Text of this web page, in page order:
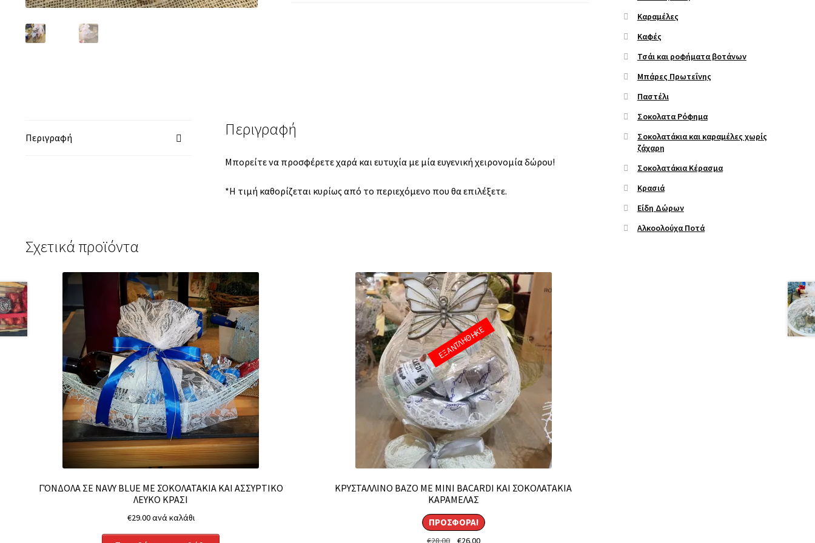
Περιγραφή Περιγραφή
Μπορείτε να προσφέρετε χαρά και ευτυχία με μία ευγενική χειρονομία δώρου!
*Η τιμή καθορίζεται κυρίως από το περιεχόμενο που θα επιλέξετε.
Σχετικά προϊόντα
ΓΌΝΔΟΛΑ ΣΕ NAVY BLUE ΜΕ ΣΟΚΟΛΑΤΑΚΙΑ ΚΑΙ ΑΣΣΥΡΤΙΚΟ
ΛΕΥΚΟ ΚΡΑΣΙ
€29.00ανά καλάθι
ΚΡΥΣΤΑΛΛΙΝΟ ΒΑΖΟ ΜΕ MINI BACARDI ΚΑΙ ΣΟΚΟΛΑΤΑΚΙΑ
ΚΑΡΑΜΕΛΑΣ
ΠΡΟΣΦΟΡΆ!
€28.00
Original
€26.00Η
ΕΞΑΝΤΛΗΘΗΚΕ
Καραμέλες
Καφές
Τσάι και ροφήματα βοτάνων
Μπάρες Πρωτεΐνης
Παστέλι
Σοκολατα Ρόφημα
Σοκολατάκια και καραμέλες χωρίς
ζάχαρη
Σοκολατάκια Κέρασμα
Κρασιά
Είδη Δώρων
Αλκοολούχα Ποτά